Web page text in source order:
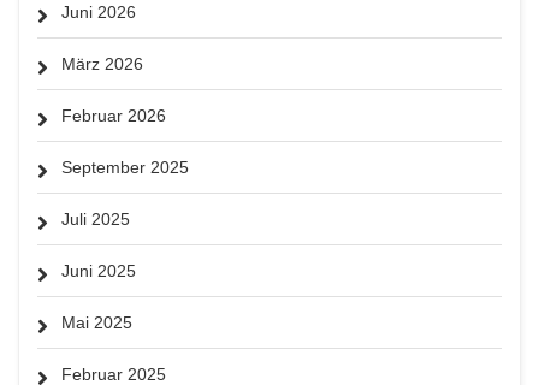
Juni 2026
März 2026
Februar 2026
September 2025
Juli 2025
Juni 2025
Mai 2025
Februar 2025